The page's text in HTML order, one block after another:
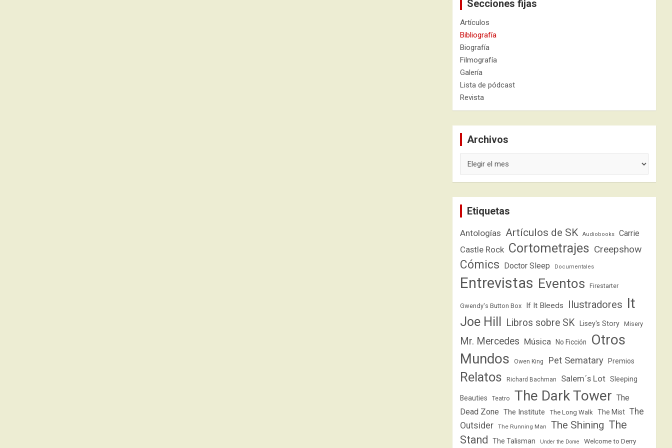
Secciones fijas
Artículos
Bibliografía
Biografía
Filmografía
Galería
Lista de pódcast
Revista
Archivos
Etiquetas
Antologías Artículos de SK Audiobooks Carrie
Castle Rock Cortometrajes Creepshow
Cómics Doctor Sleep Documentales
Entrevistas Eventos Firestarter
Gwendy's Button Box If It Bleeds Ilustradores It
Joe Hill Libros sobre SK Lisey's Story Misery
Mr. Mercedes Música No Ficción
Otros
Mundos
Owen King Pet Sematary Premios
Relatos Richard Bachman Salem´s Lot Sleeping
Beauties Teatro The Dark Tower The
Dead Zone The Institute The Long Walk The Mist The
Outsider
The Running Man The Shining The
Stand
The Talisman Under the Dome Welcome to Derry